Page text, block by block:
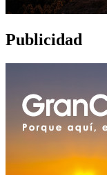
Publicidad